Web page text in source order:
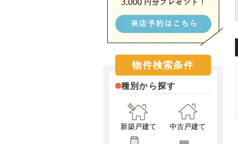
物件検索条件
種別から探す
新築戸建て 中古戸建て